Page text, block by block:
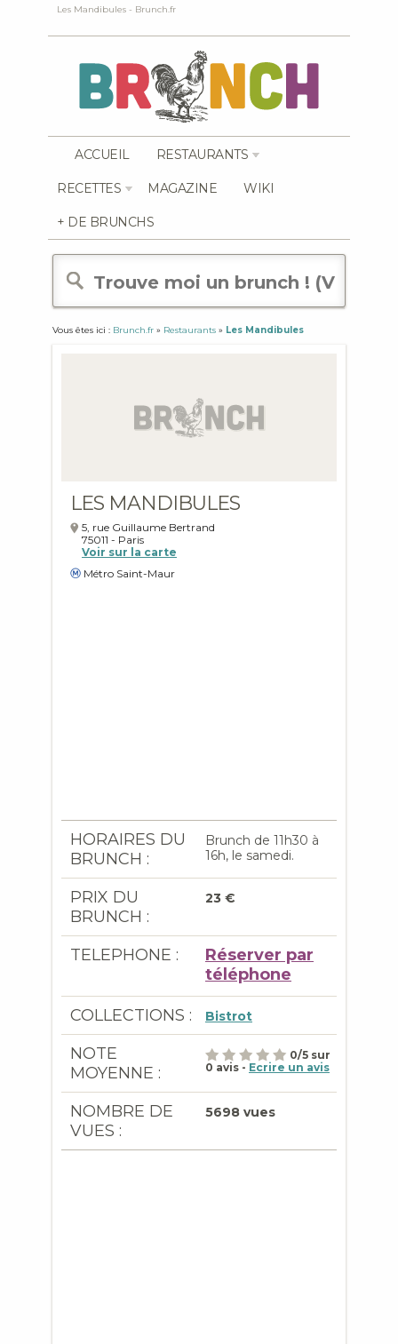
Les Mandibules - Brunch.fr
ACCUEIL RESTAURANTS
RECETTES MAGAZINE WIKI
+ DE BRUNCHS
Vous êtes ici : Brunch.fr » Restaurants » Les Mandibules
LES MANDIBULES
5, rue Guillaume Bertrand
75011 - Paris
Voir sur la carte
Métro Saint-Maur
HORAIRES DU
BRUNCH :
Brunch de 11h30 à
16h, le samedi.
PRIX DU
BRUNCH :
23 €
TELEPHONE :
Réserver par
téléphone
COLLECTIONS : Bistrot
NOTE
MOYENNE :
0/5 sur
0 avis - Ecrire un avis
NOMBRE DE
VUES :
5698 vues